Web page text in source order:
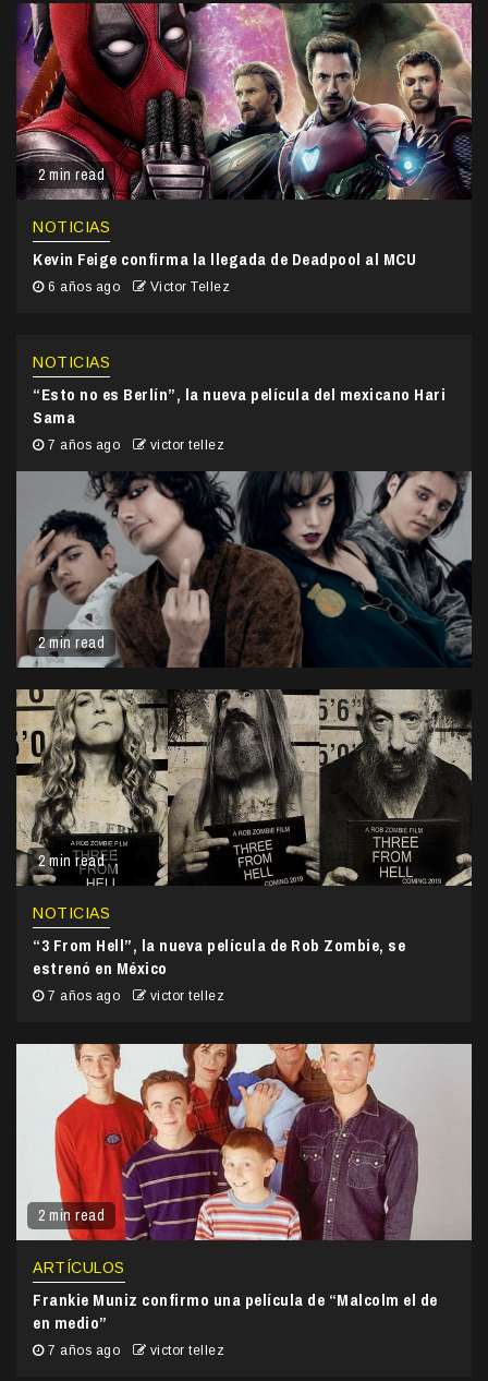
2 min read
NOTICIAS
Kevin Feige confirma la llegada de Deadpool al MCU
6 años ago Victor Tellez
2 min read
NOTICIAS
“Esto no es Berlín”, la nueva película del mexicano Hari
Sama
7 años ago victor tellez
2 min read
NOTICIAS
“3 From Hell”, la nueva película de Rob Zombie, se
estrenó en México
7 años ago victor tellez
2 min read
ARTÍCULOS
Frankie Muniz confirmo una película de “Malcolm el de
en medio”
7 años ago victor tellez